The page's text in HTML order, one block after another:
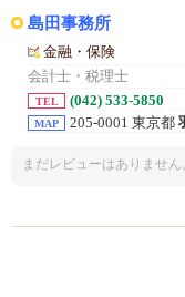
島田事務所
金融・保険
会計士・税理士
TEL (042) 533-5850
MAP 205-0001 東京都
まだレビューはありません